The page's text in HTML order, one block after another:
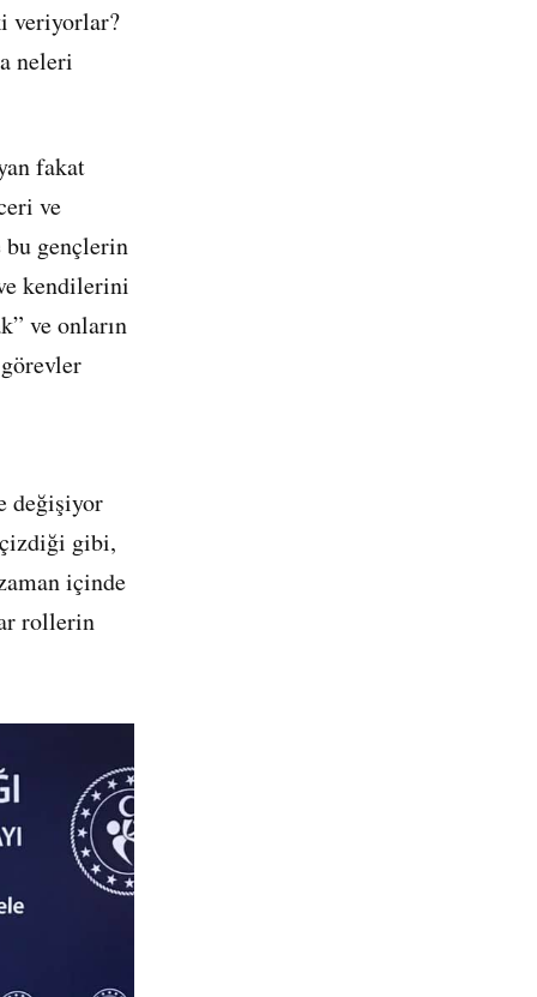
veriyorlar?
neleri
fakat
ve
gençlerin
kendilerini
ve onların
değişiyor
çizdiği gibi,
içinde
rollerin